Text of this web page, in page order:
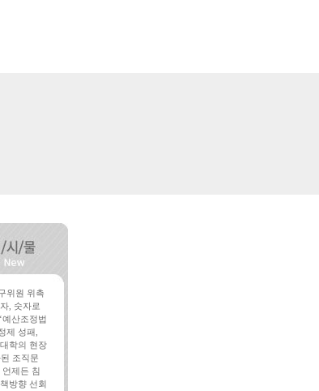
위원 위촉
, 숫자로
예산조정법
제 성패,
학의 현장
조직문
언제든 침
방향 선회